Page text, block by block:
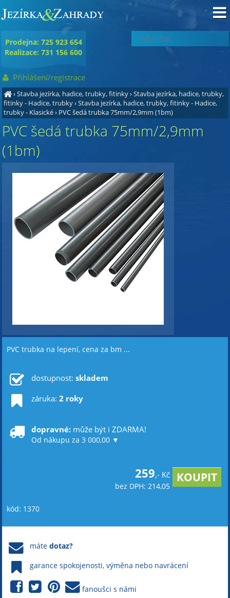
›Stavba jezírka, hadice, trubky, fitinky›Stavba jezírka, hadice, trubky,
fitinky - Hadice, trubky›Stavba jezírka, hadice, trubky, fitinky - Hadice,
trubky - Klasické› PVC šedá trubka 75mm/2,9mm (1bm)
PVC šedá trubka 75mm/2,9mm
(1bm)
PVC trubka na lepení, cena za bm ...
dostupnost: skladem
záruka: 2 roky
dopravné: může být i ZDARMA!
Od nákupu za 3 000,00 ▼
259,- Kč
bez DPH: 214,05
kód: 1370
mátedotaz?
garance spokojenosti, výměna nebo navrácení
fanoušci s námi
Prodejna: 725 923 654
Realizace: 731 156 600
Přihlášení/registrace